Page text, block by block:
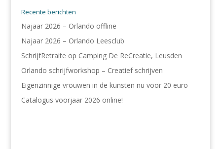
Recente berichten
Najaar 2026 – Orlando offline
Najaar 2026 – Orlando Leesclub
SchrijfRetraite op Camping De ReCreatie, Leusden
Orlando schrijfworkshop – Creatief schrijven
Eigenzinnige vrouwen in de kunsten nu voor 20 euro
Catalogus voorjaar 2026 online!